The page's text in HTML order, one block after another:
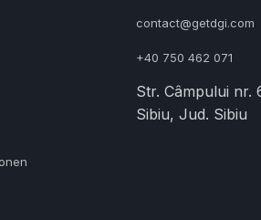
contact@getdgi.com
+40 750 462 071
Str. Câmpului nr.
Sibiu, Jud. Sibiu